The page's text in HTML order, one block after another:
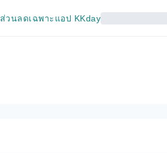
ส่วนลดเฉพาะแอป KKday